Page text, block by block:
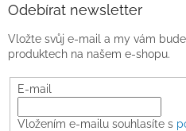
Odebírat newsletter
Vložte svůj e-mail a my vám
produktech na našem e-shopu.
E-mail
Vložením e-mailu souhlasíte s